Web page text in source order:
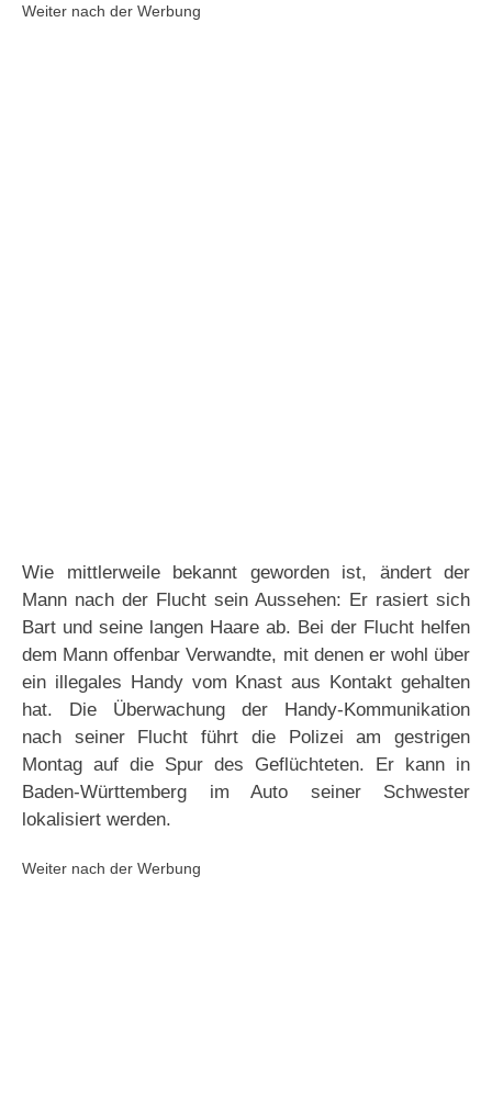
Weiter nach der Werbung
Wie mittlerweile bekannt geworden ist, ändert der
Mann nach der Flucht sein Aussehen: Er rasiert sich
Bart und seine langen Haare ab. Bei der Flucht helfen
dem Mann offenbar Verwandte, mit denen er wohl über
ein illegales Handy vom Knast aus Kontakt gehalten
hat. Die Überwachung der Handy-Kommunikation
nach seiner Flucht führt die Polizei am gestrigen
Montag auf die Spur des Geflüchteten. Er kann in
Baden-Württemberg im Auto seiner Schwester
lokalisiert werden.
Weiter nach der Werbung